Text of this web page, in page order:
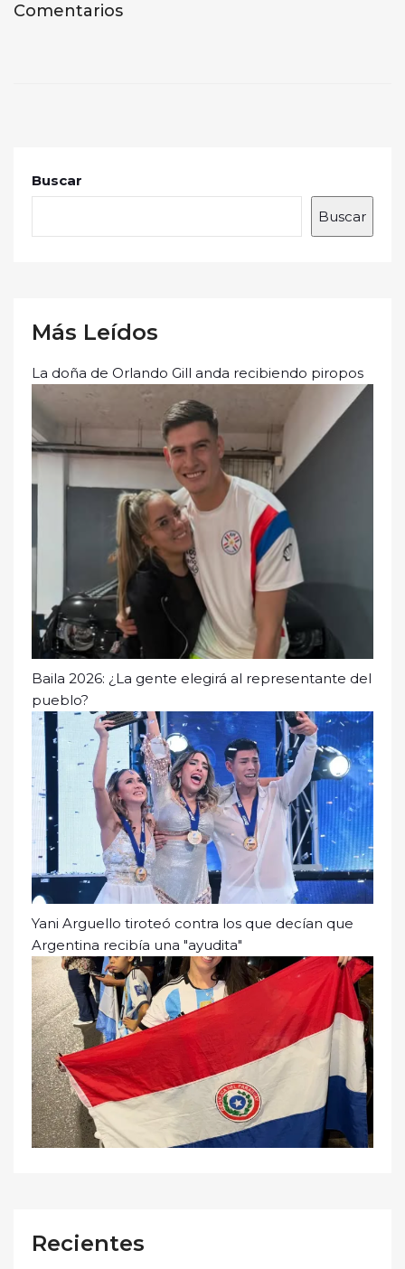
Comentarios
Buscar
Buscar
Más Leídos
La doña de Orlando Gill anda recibiendo piropos
Baila 2026: ¿La gente elegirá al representante del
pueblo?
Yani Arguello tiroteó contra los que decían que
Argentina recibía una "ayudita"
Recientes